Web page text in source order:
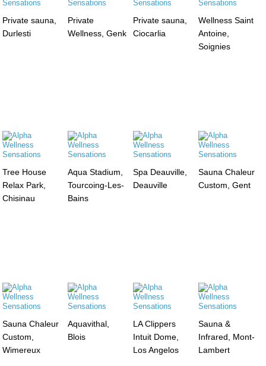
Private sauna,
Durlesti
Private
Wellness, Genk
Private sauna,
Ciocarlia
Wellness Saint
Antoine,
Soignies
Tree House
Relax Park,
Chisinau
Aqua Stadium,
Tourcoing-Les-
Bains
Spa Deauville,
Deauville
Sauna Chaleur
Custom, Gent
Sauna Chaleur
Custom,
Wimereux
Aquavithal,
Blois
LA Clippers
Intuit Dome,
Los Angelos
Sauna &
Infrared, Mont-
Lambert